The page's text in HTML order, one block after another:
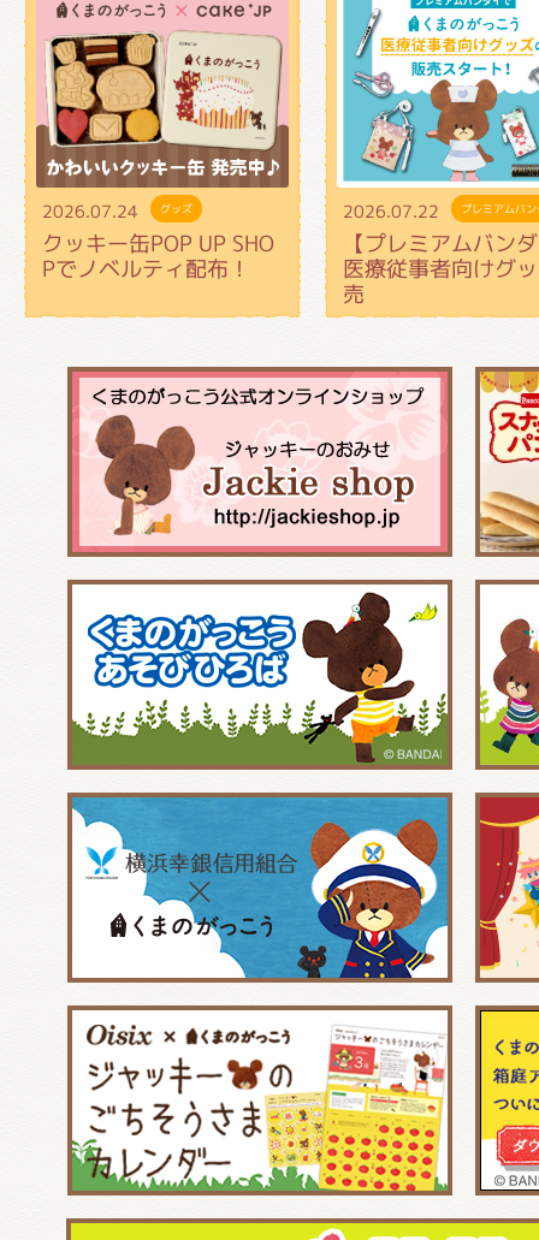
2026.07.24 グッズ
クッキー缶POP UP SHO
Pでノベルティ配布！
2026.07.22 プレミアムバ
【プレミアムバン
医療従事者向けグ
売